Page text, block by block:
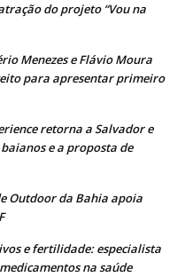
do projeto “Vou na
Menezes e Flávio Moura
para apresentar primeiro
retorna a Salvador e
e a proposta de
Outdoor da Bahia apoia
e fertilidade: especialista
na saúde